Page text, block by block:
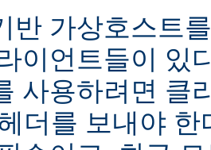
반 가상호스트
이언트들이 있
사용하려면 클
더를 보내야